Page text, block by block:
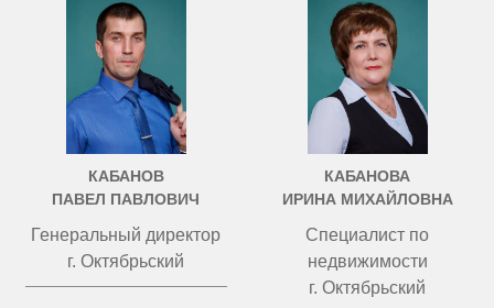
КАБАНОВ
ПАВЕЛ ПАВЛОВИЧ
Генеральный директор
г. Октябрьский
КАБАНОВА
ИРИНА МИХАЙЛОВНА
Специалист по
недвижимости
г. Октябрьский